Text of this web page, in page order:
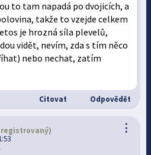
to tam napadá po dvojicích, a
takže to vzejde celkem
je hrozná síla plevelů,
vidět, nevím, zda s tím něco
nebo nechat, zatím
Citovat Odpovědět
⋮